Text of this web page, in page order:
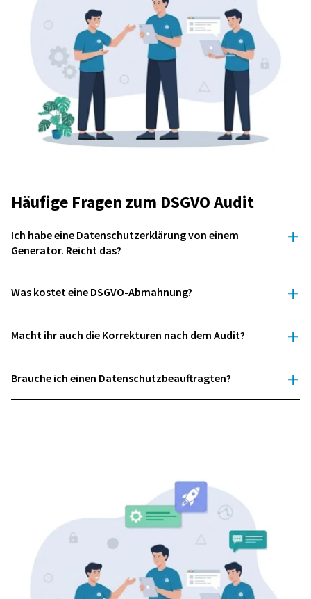
Häufige Fragen zum DSGVO Audit
Ich habe eine Datenschutzerklärung von einem
Generator. Reicht das?
Was kostet eine DSGVO-Abmahnung?
Macht ihr auch die Korrekturen nach dem Audit?
Brauche ich einen Datenschutzbeauftragten?